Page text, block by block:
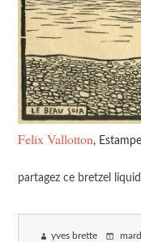
Felix Vallotton,
partagez ce bretzel
yves brette